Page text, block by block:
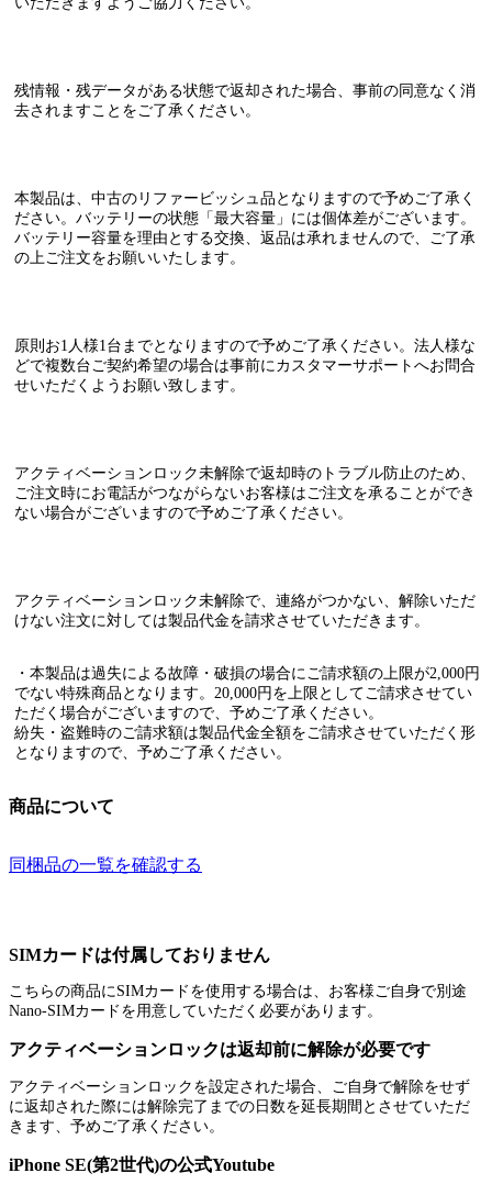
残情報・残データがある状態で返却された場合、 事前の同意なく消
去されます ことをご了承ください。
本製品は、 中古のリファービッシュ品 となりますので予めご了承く
ださい。バッテリーの状態「最大容量」には個体差がございます。
バッテリー容量を理由とする交換、返品は承れませんので、ご了承
の上ご注文をお願いいたします。
原則お1人様1台までとなりますので予めご了承ください。法人様な
どで複数台ご契約希望の場合は事前にカスタマーサポートへお問合
せいただくようお願い致します。
アクティベーションロック未解除で返却時のトラブル防止のため、
ご注文時にお電話がつながらないお客様はご注文を承ることができ
ない場合がございますので予めご了承ください。
アクティベーションロック未解除で、連絡がつかない、解除いただ
けない注文に対しては製品代金を請求させていただきます。
・本製品は過失による故障・破損の場合にご請求額の上限が2,000円
でない特殊商品となります。20,000円を上限としてご請求させてい
ただく場合がございますので、予めご了承ください。
紛失・盗難時のご請求額は製品代金全額をご請求させていただく形
となりますので、予めご了承ください。
商品について
同梱品の一覧を確認する
SIMカードは付属しておりません
こちらの商品にSIMカードを使用する場合は、お客様ご自身で別途
Nano-SIMカードを用意していただく必要があります。
アクティベーションロックは返却前に解除が必要です
アクティベーションロックを設定された場合、ご自身で解除をせず
に返却された際には解除完了までの日数を延長期間とさせていただ
きます、予めご了承ください。
iPhone SE(第2世代)の公式Youtube